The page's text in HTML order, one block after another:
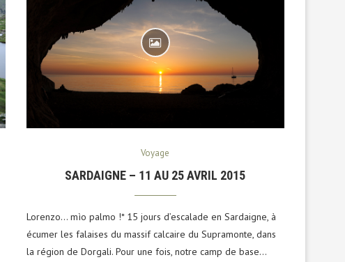
Voyage
SARDAIGNE – 11 AU 25 AVRIL 2015
Lorenzo… mìo palmo !* 15 jours d’escalade en Sardaigne, à
écumer les falaises du massif calcaire du Supramonte, dans
la région de Dorgali. Pour une fois, notre camp de base…